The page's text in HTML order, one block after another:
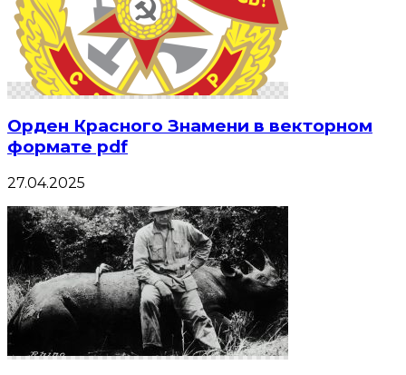
Орден Красного Знамени в векторном
формате pdf
27.04.2025